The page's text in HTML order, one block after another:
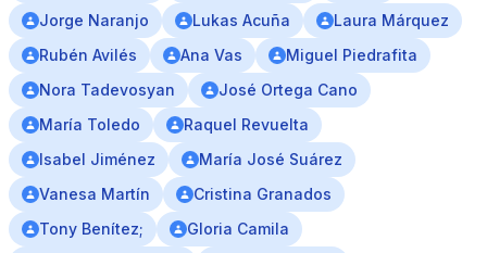
Jorge Naranjo
Lukas Acuña
Laura Márquez
Rubén Avilés
Ana Vas
Miguel Piedrafita
Nora Tadevosyan
José Ortega Cano
María Toledo
Raquel Revuelta
Isabel Jiménez
María José Suárez
Vanesa Martín
Cristina Granados
Tony Benítez;
Gloria Camila